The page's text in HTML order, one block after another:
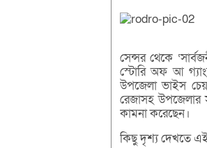
সেন্সর থেকে
স্টোরি অফ আ
উপজেলা ভাইস
রেজাসহ উপজেলার
কামনা করেছেন।
কিছু দৃশ্য দেখতে